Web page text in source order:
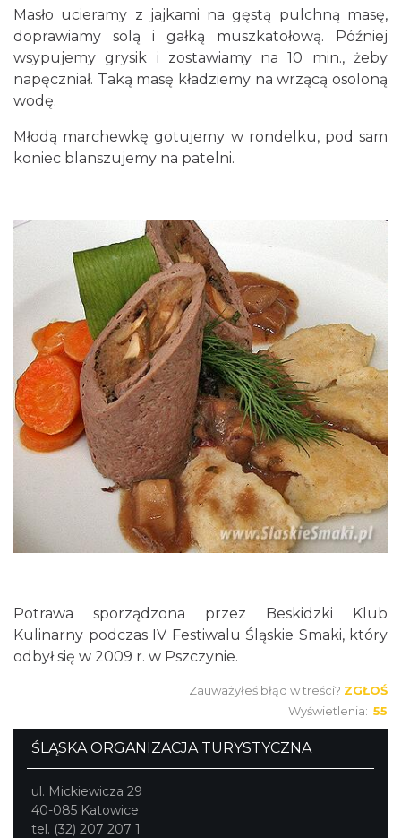
Masło ucieramy z jajkami na gęstą pulchną masę,
doprawiamy solą i gałką muszkatołową. Później
wsypujemy grysik i zostawiamy na 10 min., żeby
napęczniał. Taką masę kładziemy na wrzącą osoloną
wodę.
Młodą marchewkę gotujemy w rondelku, pod sam
koniec blanszujemy na patelni.
Potrawa sporządzona przez Beskidzki Klub
Kulinarny podczas IV Festiwalu Śląskie Smaki, który
odbył się w 2009 r. w Pszczynie.
Zauważyłeś błąd w treści? ZGŁOŚ
Wyświetlenia: 55
ŚLĄSKA ORGANIZACJA TURYSTYCZNA
ul. Mickiewicza 29
40-085 Katowice
tel. (32) 207 207 1